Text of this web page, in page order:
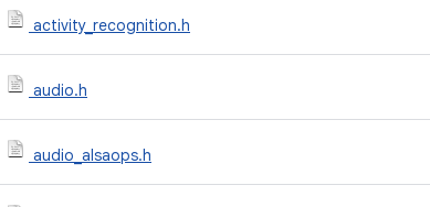
activity_recognition.h
audio.h
audio_alsaops.h